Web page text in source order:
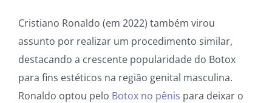
Cristiano Ronaldo (em 2022) também virou
assunto por realizar um procedimento similar,
destacando a crescente popularidade do Botox
para fins estéticos na região genital masculina.
Ronaldo optou pelo Botox no pênis para deixar o